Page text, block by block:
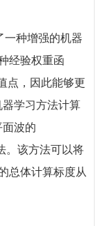
一种增强的机器
经验权重函
点，因此能够更
学习方法计算
波的
。该方法可以将
总体计算标度从